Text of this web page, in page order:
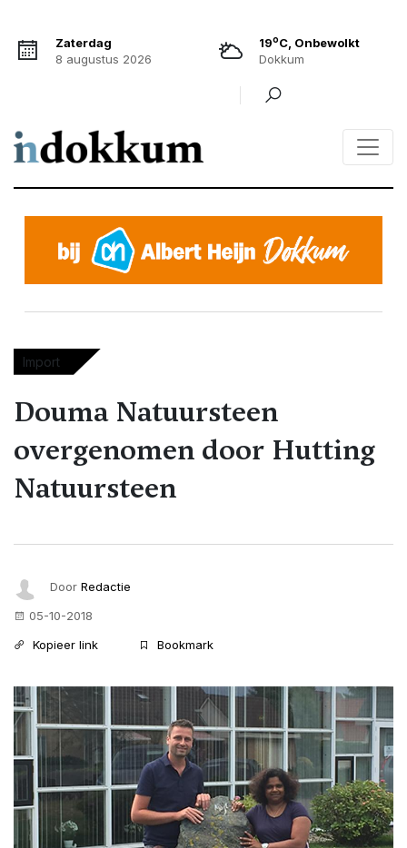
Zaterdag
8 augustus 2026
19oC, Onbewolkt
Dokkum
Import
Douma Natuursteen
overgenomen door Hutting
Natuursteen
Door Redactie
05-10-2018
Kopieer link
Bookmark